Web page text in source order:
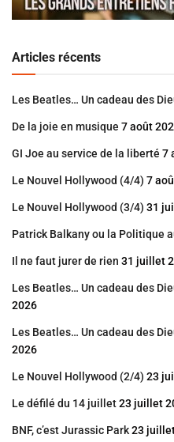
Articles récents
Les Beatles… Un cadeau des
De la joie en musique 7 août
GI Joe au service de la liberté 7
Le Nouvel Hollywood (4/4) 7
Le Nouvel Hollywood (3/4) 31
Patrick Balkany ou la Politique
Il ne faut jurer de rien 31 juillet
Les Beatles… Un cadeau des
2026
Les Beatles… Un cadeau des
2026
Le Nouvel Hollywood (2/4) 23
Le défilé du 14 juillet23 juillet
BNF, c’est Jurassic Park23